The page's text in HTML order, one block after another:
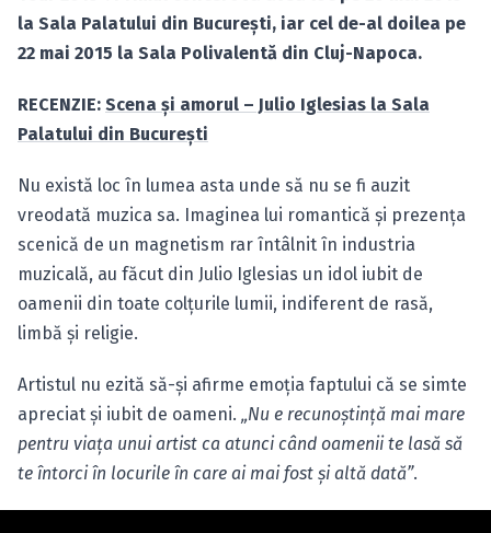
la Sala Palatului din Bucureşti, iar cel de-al doilea pe
22 mai 2015 la Sala Polivalentă din Cluj-Napoca.
RECENZIE: Scena şi amorul – Julio Iglesias la Sala
Palatului din Bucureşti
Nu există loc în lumea asta unde să nu se fi auzit
vreodată muzica sa. Imaginea lui romantică şi prezenţa
scenică de un magnetism rar întâlnit în industria
muzicală, au făcut din Julio Iglesias un idol iubit de
oamenii din toate colţurile lumii, indiferent de rasă,
limbă şi religie.
Artistul nu ezită să-şi afirme emoţia faptului că se simte
apreciat şi iubit de oameni. „Nu e recunoştinţă mai mare
pentru viaţa unui artist ca atunci când oamenii te lasă să
te întorci în locurile în care ai mai fost şi altă dată”.